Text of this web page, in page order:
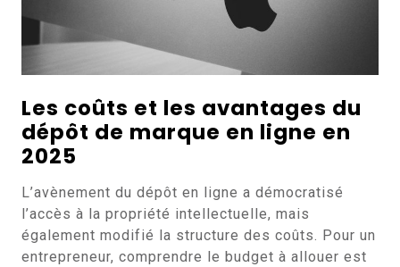
Les coûts et les avantages du
dépôt de marque en ligne en
2025
L’avènement du dépôt en ligne a démocratisé
l’accès à la propriété intellectuelle, mais
également modifié la structure des coûts. Pour un
entrepreneur, comprendre le budget à allouer est